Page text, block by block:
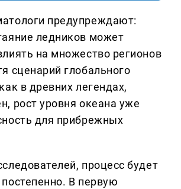
предупреждают:
ледников может
на множество регионов
сценарий глобального
в древних легендах,
рост уровня океана уже
для прибрежных
процесс будет
постепенно. В первую